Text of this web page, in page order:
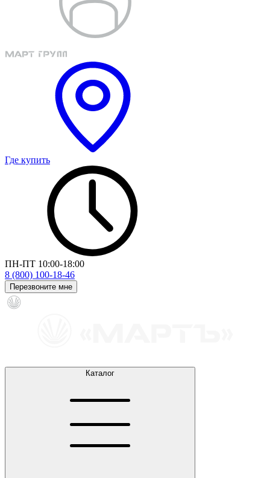
Где купить
ПН-ПТ 10:00-18:00
8 (800) 100-18-46
Перезвоните мне
Каталог